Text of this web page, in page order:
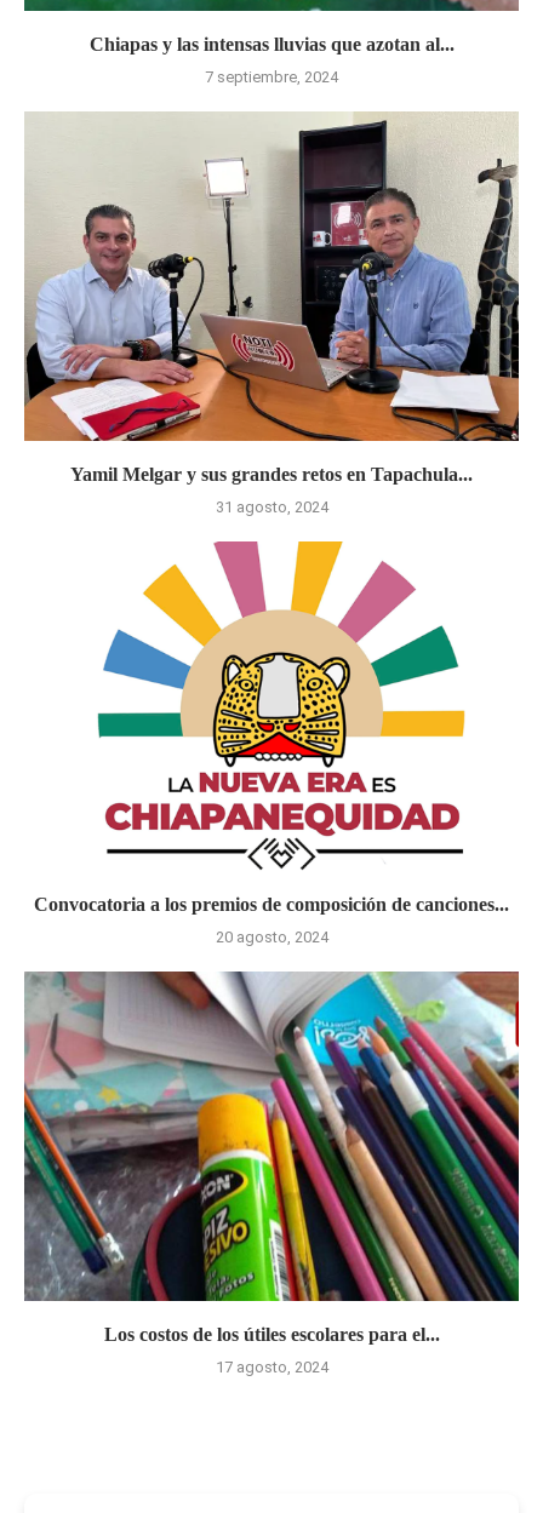
Chiapas y las intensas lluvias que azotan al...
7 septiembre, 2024
Yamil Melgar y sus grandes retos en Tapachula...
31 agosto, 2024
Convocatoria a los premios de composición de canciones...
20 agosto, 2024
Los costos de los útiles escolares para el...
17 agosto, 2024